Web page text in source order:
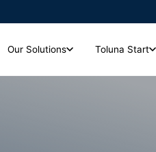
Our Solutions Toluna Start